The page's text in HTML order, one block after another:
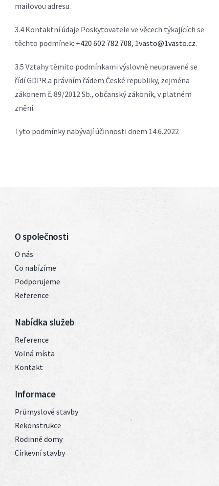
mailovou adresu.
3.4 Kontaktní údaje Poskytovatele ve věcech týkajících se
těchto podmínek: +420 602 782 708, 1vasto@1vasto.cz.
3.5 Vztahy těmito podmínkami výslovně neupravené se
řídí GDPR a právním řádem České republiky, zejména
zákonem č. 89/2012 Sb., občanský zákoník, v platném
znění.
Tyto podmínky nabývají účinnosti dnem 14.6.2022
O společnosti
O nás
Co nabízíme
Podporujeme
Reference
Nabídka služeb
Reference
Volná místa
Kontakt
Informace
Průmyslové stavby
Rekonstrukce
Rodinné domy
Církevní stavby